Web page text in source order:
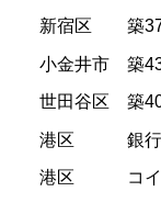
新宿区 築37
小金井市 築
世田谷区 築
港区 銀行
港区 コイ